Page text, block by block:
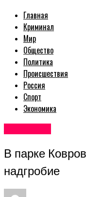
Главная
Криминал
Мир
Общество
Политика
Происшествия
Россия
Спорт
Экономика
В парке
надгробие